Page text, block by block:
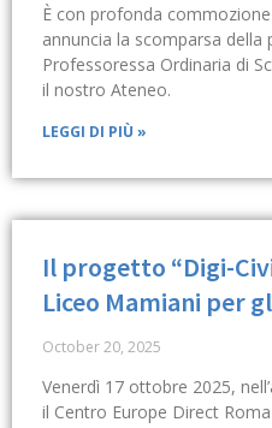
È con profonda
annuncia la scomparsa della
Professoressa Ordinaria di
il nostro Ateneo.
LEGGI DI PIÙ »
Il progetto “Digi-
Liceo Mamiani per
October 20, 2025
Venerdì 17 ottobre 2025,
il Centro Europe Direct